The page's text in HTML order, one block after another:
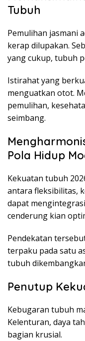
Tubuh
Pemulihan jasmani
kerap dilupakan.
yang cukup, tubuh
Istirahat yang
menguatkan otot.
pemulihan,
seimbang.
Pola Hidup
Kekuatan tubuh
antara fleksibilitas,
dapat
cenderung kian
Pendekatan
terpaku pada satu
tubuh
Penutup
Kebugaran tubuh
Kelenturan, daya
bagian krusial.